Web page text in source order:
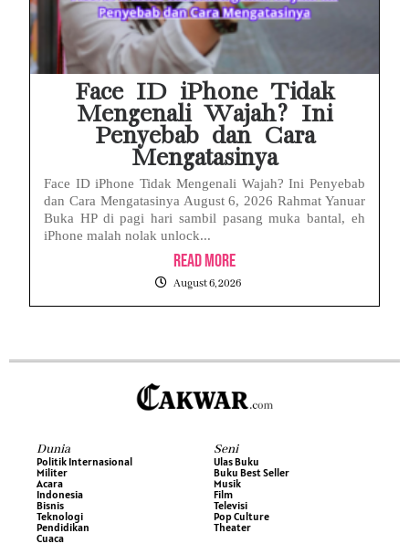
Face ID iPhone Tidak
Mengenali Wajah? Ini
Penyebab dan Cara
Mengatasinya
Face ID iPhone Tidak Mengenali Wajah? Ini Penyebab
dan Cara Mengatasinya August 6, 2026 Rahmat Yanuar
Buka HP di pagi hari sambil pasang muka bantal, eh
iPhone malah nolak unlock...
Read More
August 6, 2026
Dunia
Politik Internasional
Militer
Acara
Indonesia
Bisnis
Teknologi
Pendidikan
Cuaca
Seni
Ulas Buku
Buku Best Seller
Musik
Film
Televisi
Pop Culture
Theater